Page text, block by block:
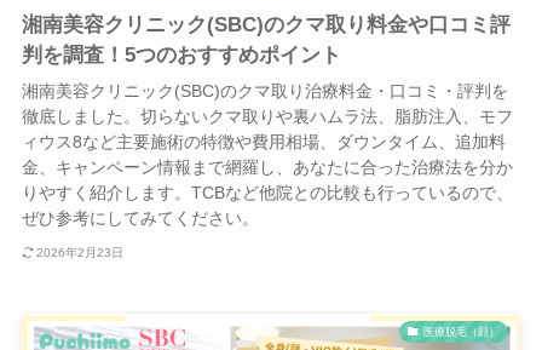
湘南美容クリニック(SBC)のクマ取り料金や口コミ評
判を調査！5つのおすすめポイント
湘南美容クリニック(SBC)のクマ取り治療料金・口コミ・評判を
徹底しました。切らないクマ取りや裏ハムラ法、脂肪注入、モフ
ィウス8など主要施術の特徴や費用相場、ダウンタイム、追加料
金、キャンペーン情報まで網羅し、あなたに合った治療法を分か
りやすく紹介します。TCBなど他院との比較も行っているので、
ぜひ参考にしてみてください。
2026年2月23日
医療脱毛（顔）